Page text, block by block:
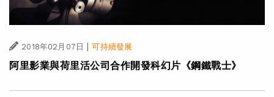
2018年02月07日 | 可持續發展
阿里影業與荷里活公司合作開發科幻片《鋼鐵戰士》